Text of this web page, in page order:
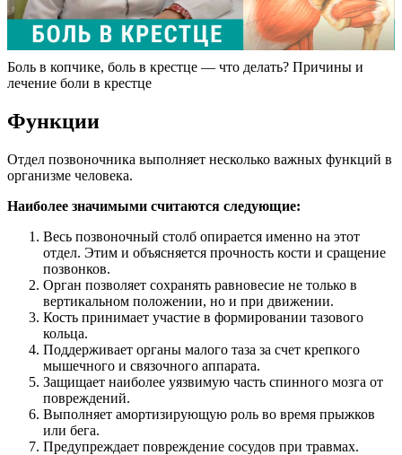
Боль в копчике, боль в крестце — что делать? Причины и
лечение боли в крестце
Функции
Отдел позвоночника выполняет несколько важных функций в
организме человека.
Наиболее значимыми считаются следующие:
Весь позвоночный столб опирается именно на этот
отдел. Этим и объясняется прочность кости и сращение
позвонков.
Орган позволяет сохранять равновесие не только в
вертикальном положении, но и при движении.
Кость принимает участие в формировании тазового
кольца.
Поддерживает органы малого таза за счет крепкого
мышечного и связочного аппарата.
Защищает наиболее уязвимую часть спинного мозга от
повреждений.
Выполняет амортизирующую роль во время прыжков
или бега.
Предупреждает повреждение сосудов при травмах.